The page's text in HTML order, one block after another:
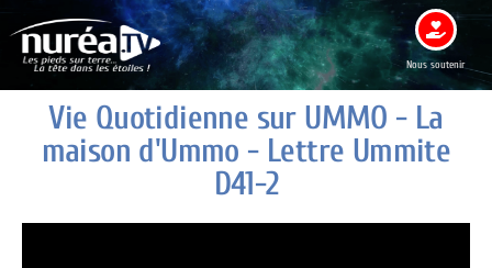
Nous soutenir
Vie Quotidienne sur UMMO - La
maison d'Ummo - Lettre Ummite
D41-2